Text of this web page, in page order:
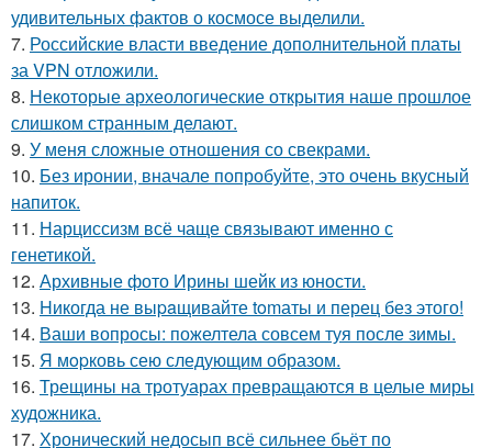
удивительных фактов о космосе выделили.
7. Российские власти введение дополнительной платы
за VPN отложили.
8. Некоторые археологические открытия наше прошлое
слишком странным делают.
9. У меня сложные отношения со свекрами.
10. Без иронии, вначале попробуйте, это очень вкусный
напиток.
11. Нарциссизм всё чаще связывают именно с
генетикой.
12. Архивные фото Ирины шейк из юности.
13. Hикогда не выpaщивайте tomаты и перец без этого!
14. Ваши вопросы: пожелтела совсем туя после зимы.
15. Я мopковь сею следующим образом.
16. Трещины на тротуарах превращаются в целые миры
художника.
17. Хронический недосып всё сильнее бьёт по